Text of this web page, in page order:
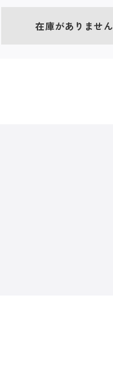
在庫がありません